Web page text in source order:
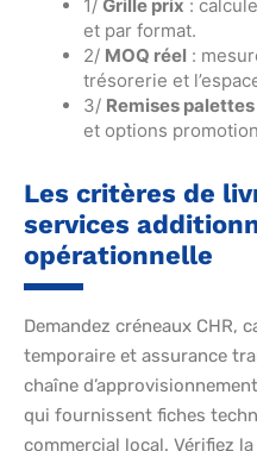
1/ Grille prix :
et par format.
2/ MOQ réel :
trésorerie et
3/ Remises palettes
et options
Les critères de
services
opérationnelle
Demandez créneaux CHR,
temporaire et assurance
chaîne
qui fournissent fiches
commercial local. Vérifiez